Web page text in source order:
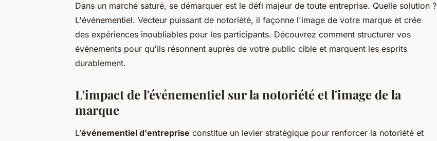
Dans un marché saturé, se démarquer est le défi majeur de toute entreprise. Quelle solution ?
L'événementiel. Vecteur puissant de notoriété, il façonne l'image de votre marque et crée
des expériences inoubliables pour les participants. Découvrez comment structurer vos
événements pour qu'ils résonnent auprès de votre public cible et marquent les esprits
durablement.
L'impact de l'événementiel sur la notoriété et l'image de la
marque
L’événementiel d'entreprise constitue un levier stratégique pour renforcer la notoriété et